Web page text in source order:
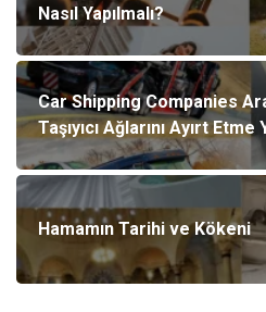
Nasıl Yapılmalı?
Car Shipping Companies
Taşıyıcı Ağlarını Ayırt
Hamamın Tarihi ve Kökeni